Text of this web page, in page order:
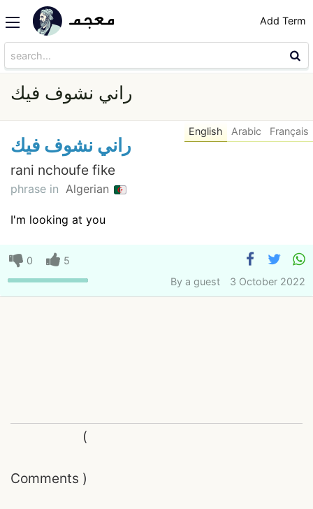
Add Term
راني نشوف فيك
راني نشوف فيك
rani nchoufe fike
phrase in Algerian
I'm looking at you
English Arabic Français
0
5
By a guest 3 October 2022
Comments
(
)